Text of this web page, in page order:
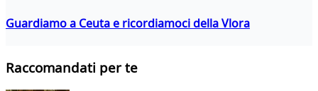
Guardiamo a Ceuta e ricordiamoci della Vlora
Raccomandati per te